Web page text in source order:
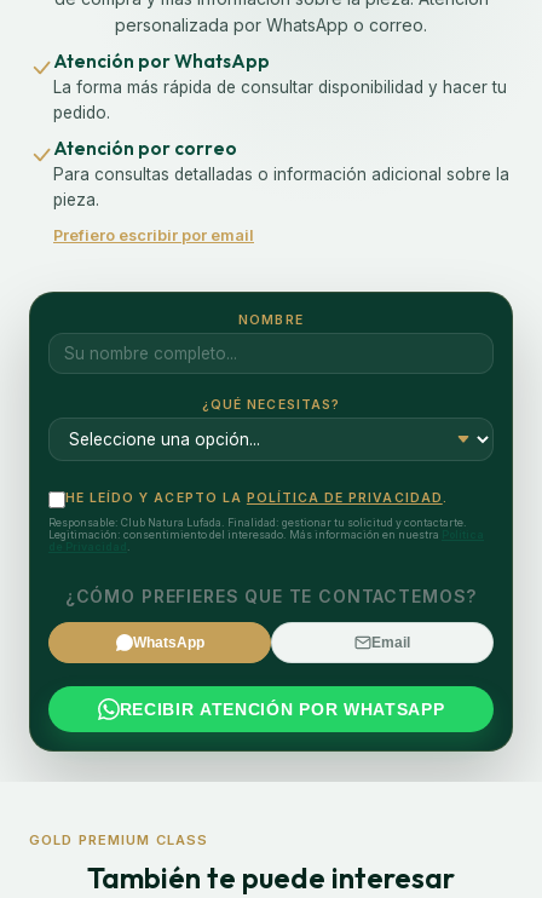
personalizada por WhatsApp o correo.
Atención por WhatsApp
La forma más rápida de consultar disponibilidad y hacer tu
pedido.
Atención por correo
Para consultas detalladas o información adicional sobre la
pieza.
Prefiero escribir por email
NOMBRE
¿QUÉ NECESITAS?
HE LEÍDO Y ACEPTO LA POLÍTICA DE PRIVACIDAD.
Responsable: Club Natura Lufada. Finalidad: gestionar tu solicitud y contactarte.
Legitimación: consentimiento del interesado. Más información en nuestra
¿CÓMO PREFIERES QUE TE CONTACTEMOS?
WhatsApp Email
RECIBIR ATENCIÓN POR WHATSAPP
GOLD PREMIUM CLASS
También te puede interesar